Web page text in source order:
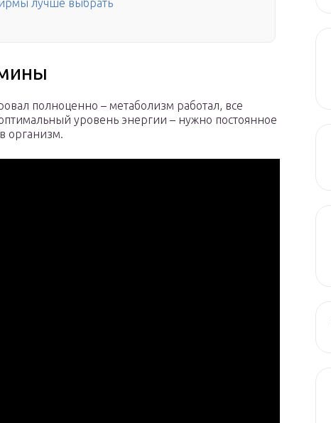
лучше выбрать
полноценно – метаболизм работал, все
уровень энергии – нужно постоянное
организм.